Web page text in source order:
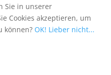
Sie in unserer
Cookies akzeptieren, um
können? OK! Lieber nicht...